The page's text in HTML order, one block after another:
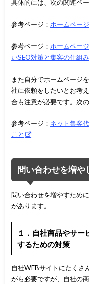
具体的には、次の関連ペ
参考ページ： ホームペー
参考ページ：ホームペー
いSEO対策と集客の仕組
また自分でホームページ
社に依頼をしたいとお考
合も注意が必要です。次
参考ページ： ネット集客
こと
問い合わせを増や
問い合わせを増やすため
があります。
１．自社商品やサ
するための対策
自社WEBサイトにたくさ
がら必要ですが、自社の